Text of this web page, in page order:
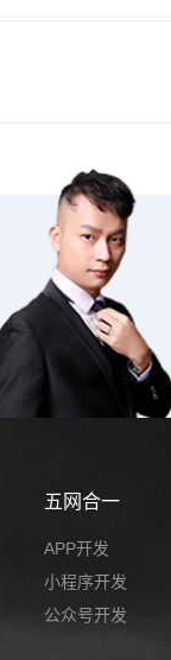
五网合一
APP开发
小程序开发
公众号开发